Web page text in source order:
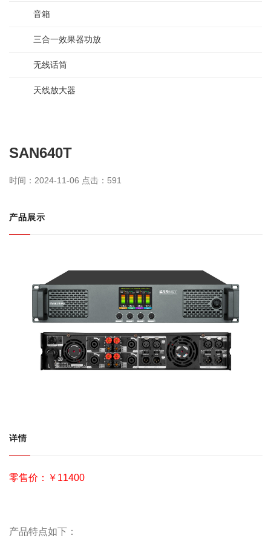
音箱
三合一效果器功放
无线话筒
天线放大器
SAN640T
时间：2024-11-06 点击： 591
产品展示
详情
零售价：￥11400
产品特点如下：